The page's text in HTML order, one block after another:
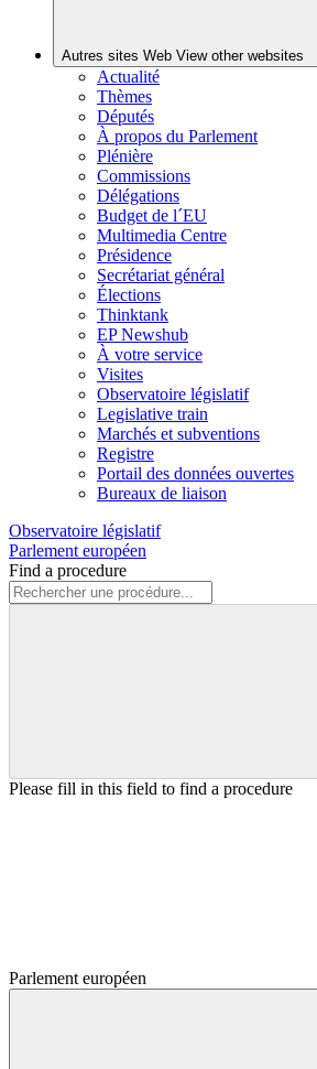
Autres sites Web View other websites
Actualité
Thèmes
Députés
À propos du Parlement
Plénière
Commissions
Délégations
Budget de l´EU
Multimedia Centre
Présidence
Secrétariat général
Élections
Thinktank
EP Newshub
À votre service
Visites
Observatoire législatif
Legislative train
Marchés et subventions
Registre
Portail des données ouvertes
Bureaux de liaison
Observatoire législatif
Parlement européen
Find a procedure
Please fill in this field to find a procedure
Parlement européen